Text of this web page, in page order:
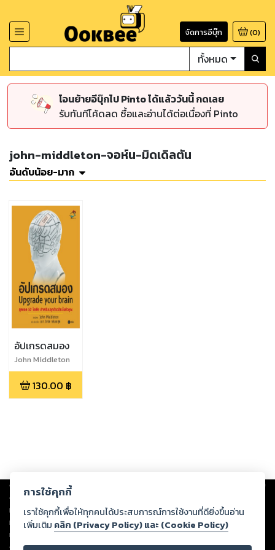
จัดการอีบุ๊ก (0)
ทั้งหมด
โอนย้ายอีบุ๊กไป Pinto ได้แล้ววันนี้ กดเลย
รับทันทีโค้ดลด ซื้อและอ่านได้ต่อเนื่องที่ Pinto
john-middleton-จอห์น-มิดเดิลตัน
อันดับน้อย-มาก
อัปเกรดสมอง
John Middleton
(จอห์น มิดเดิลตัน)
130.00 ฿
Copyright © 2026
ต่อผลงานหรือเนื้อหาใดที่อัปโหลดผ่านเว็บไซต์และปรากฏว่าละเมิดสิทธิใน
ทรัพย์สินทางปัญญาของบุคคลอื่นหรือขัดต่อกฎหมายและศีลธรรม ดังนั้น ผู้อ่าน
ทุกท่านโปรดใช้วิจารณญาณในการกลั่นกรองด้วยตนเอง และหากท่านพบว่าส่วน
หนึ่งส่วนใดขัดต่อกฎหมายและศีลธรรม กรุณาแจ้งมายังบริษัท เพื่อทีมงานจะได้
ดำเนินการในทันที ทั้งนี้ ทางสตอรี่ล็อกขอสงวนลิขสิทธิ์ตามพระราชบัญญัติ
การใช้คุกกี้
เราใช้คุกกี้เพื่อให้ทุกคนได้ประสบการณ์การใช้งานที่ดียิ่งขึ้นอ่าน
เพิ่มเติม คลิก (Privacy Policy) และ (Cookie Policy)